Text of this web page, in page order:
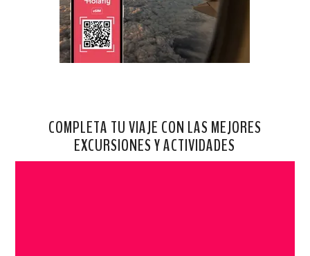
COMPLETA TU VIAJE CON LAS MEJORES
EXCURSIONES Y ACTIVIDADES